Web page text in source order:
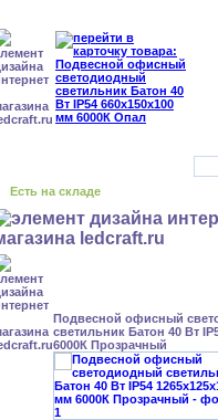
Есть на складе
Подвесной офисный
светильник Батон 40 Вт
6000К Прозрачный